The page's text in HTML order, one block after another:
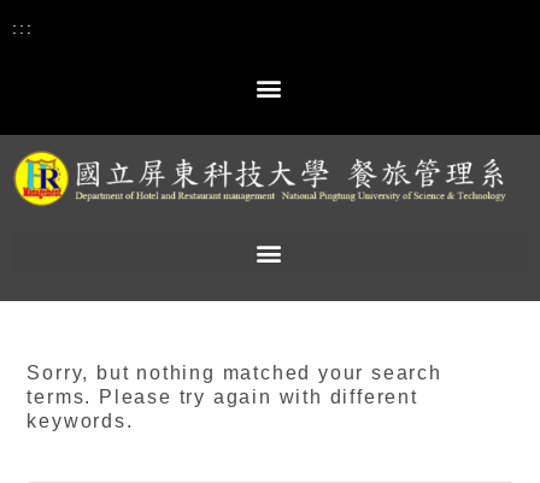
:::
Sorry, but nothing matched your search
terms. Please try again with different
keywords.